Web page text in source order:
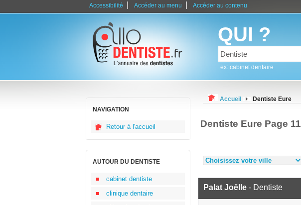
Accessibilité Accéder au menu Accéder au contenu
QUI ?
ex: cabinet dentaire
NAVIGATION
Retour à l'accueil
AUTOUR DU DENTISTE
cabinet dentiste
clinique dentaire
Accueil Dentiste Eure
Dentiste Eure Page 11
Palat Joëlle - Dentiste